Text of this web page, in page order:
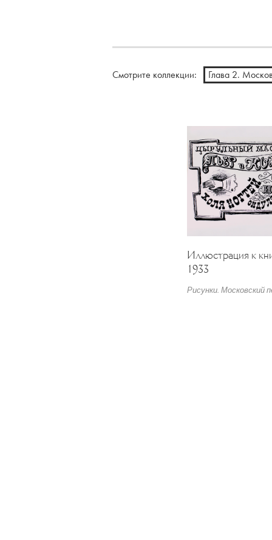
Смотрите коллекции: Глава 2.
Иллюстрация к
1933
Рисунки. Московский